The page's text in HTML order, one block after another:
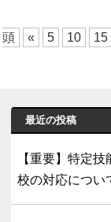
頭
« 5 10 15
最近の投稿
【重要】特定
校の対応につい